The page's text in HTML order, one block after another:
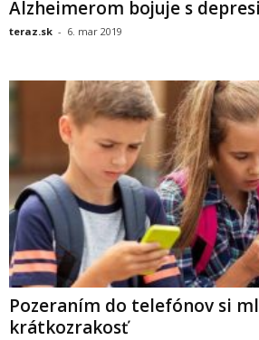
Alzheimerom bojuje s
teraz.sk - 6. mar 2019
Pozeraním do telefónov si
krátkozrakosť